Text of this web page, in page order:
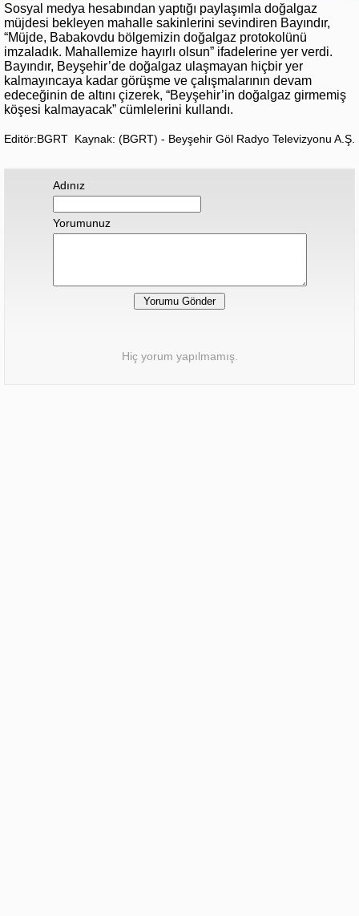
Sosyal medya hesabından yaptığı paylaşımla doğalgaz
müjdesi bekleyen mahalle sakinlerini sevindiren Bayındır,
“Müjde, Babakovdu bölgemizin doğalgaz protokolünü
imzaladık. Mahallemize hayırlı olsun” ifadelerine yer verdi.
Bayındır, Beyşehir’de doğalgaz ulaşmayan hiçbir yer
kalmayıncaya kadar görüşme ve çalışmalarının devam
edeceğinin de altını çizerek, “Beyşehir’in doğalgaz girmemiş
köşesi kalmayacak” cümlelerini kullandı.
Editör:BGRT Kaynak: (BGRT) - Beyşehir Göl Radyo Televizyonu A.Ş.
Adınız
Yorumunuz
Hiç yorum yapılmamış.